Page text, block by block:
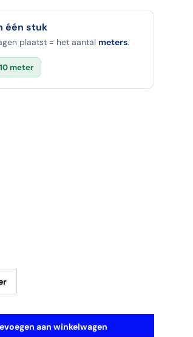
één stuk
plaatst = het aantal meters.
meter
aan winkelwagen